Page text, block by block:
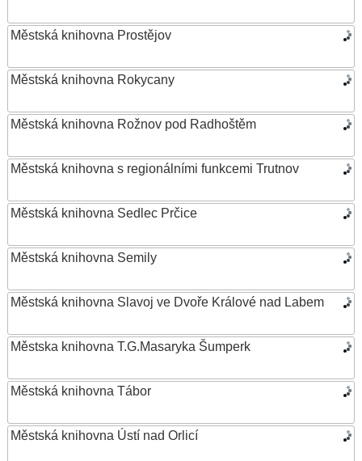
Městská knihovna Prostějov
Městská knihovna Rokycany
Městská knihovna Rožnov pod Radhoštěm
Městská knihovna s regionálními funkcemi Trutnov
Městská knihovna Sedlec Prčice
Městská knihovna Semily
Městská knihovna Slavoj ve Dvoře Králové nad Labem
Městska knihovna T.G.Masaryka Šumperk
Městská knihovna Tábor
Městská knihovna Ústí nad Orlicí